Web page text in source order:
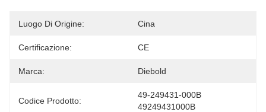
Luogo Di Origine: Cina
Certificazione: CE
Marca: Diebold
Codice Prodotto:
49-249431-000B
49249431000B